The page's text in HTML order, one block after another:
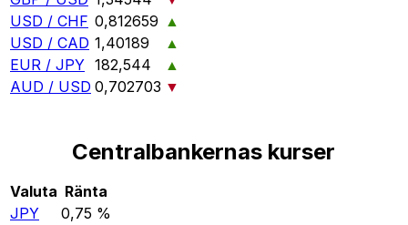
USD / CHF 0,812659 ▲
USD / CAD 1,40189
▲
EUR / JPY 182,544
▲
AUD / USD 0,702703 ▼
Centralbankernas kurser
Valuta Ränta
JPY
0,75 %